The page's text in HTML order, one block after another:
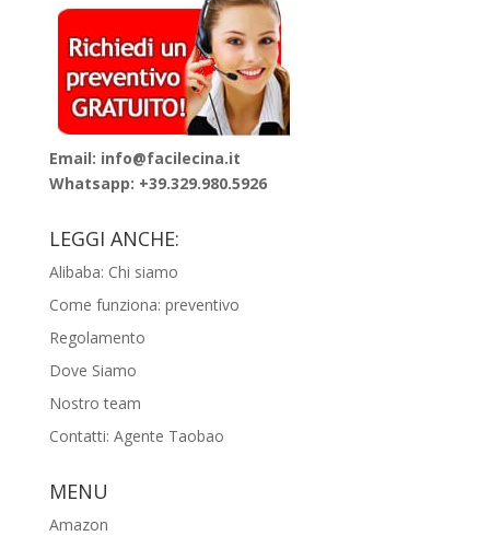
Email: info@facilecina.it
Whatsapp: +39.329.980.5926
LEGGI ANCHE:
Alibaba: Chi siamo
Come funziona: preventivo
Regolamento
Dove Siamo
Nostro team
Contatti: Agente Taobao
MENU
Amazon